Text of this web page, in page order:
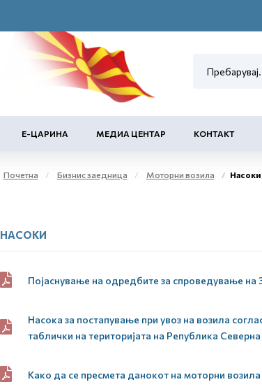
Е-ЦАРИНА МЕДИА ЦЕНТАР КОНТАКТ
Почетна Бизнис заедница Моторни возила Насоки
НАСОКИ
Појаснување на одредбите за спроведување на
Насока за постапување при увоз на возила
таблички на територијата на Република
Како да се пресмета данокот на моторни возила